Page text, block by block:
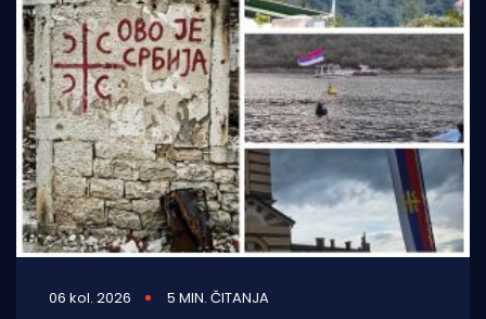
06 kol. 2026 5 MIN. ČITANJA